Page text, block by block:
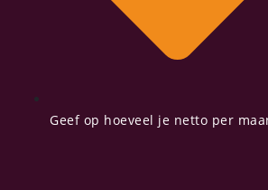
Geef op hoeveel je netto per